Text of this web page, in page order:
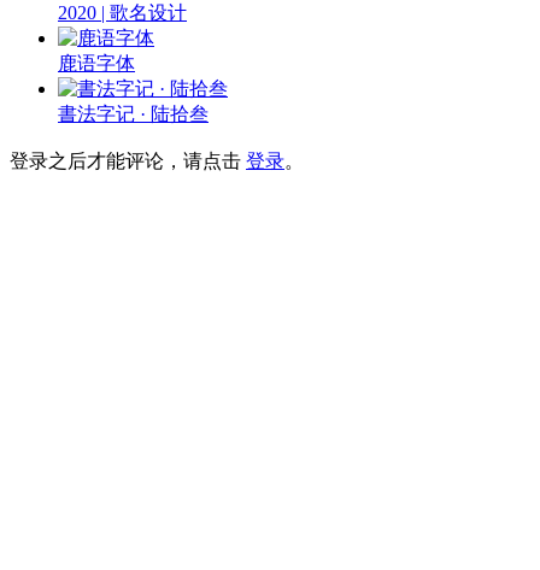
2020 | 歌名设计
鹿语字体
書法字记 · 陆拾叁
登录之后才能评论，请点击 登录。